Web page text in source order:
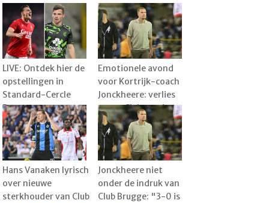
LIVE: Ontdek hier de
opstellingen in
Standard-Cercle
Brugge
Emotionele avond
voor Kortrijk-coach
Jonckheere: verlies
tegen Club wordt
plots bijzaak
Hans Vanaken lyrisch
over nieuwe
sterkhouder van Club
Jonckheere niet
onder de indruk van
Club Brugge: "3-0 is